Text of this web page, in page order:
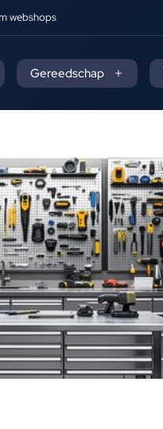
webshops
Gereedschap